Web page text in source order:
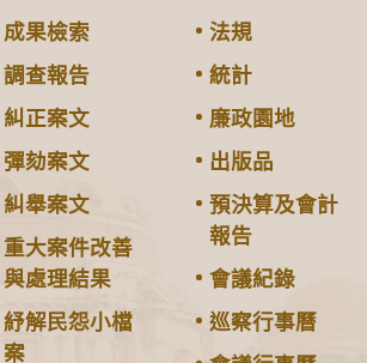
成果檢索
調查報告
糾正案文
彈劾案文
糾舉案文
重大案件改善
與處理結果
紓解民怨小檔
案
法規
統計
廉政園地
出版品
預決算及會計
報告
會議紀錄
巡察行事曆